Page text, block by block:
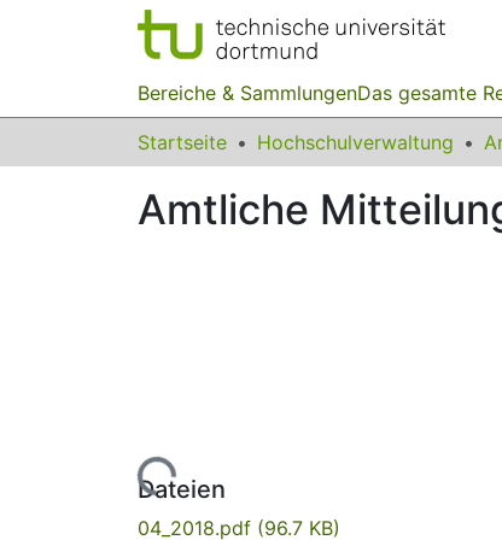
Bereiche & SammlungenDas gesamte
Startseite Hochschulverwaltung
Amtliche
Lade...
Dateien
04_2018.pdf (96.7 KB)